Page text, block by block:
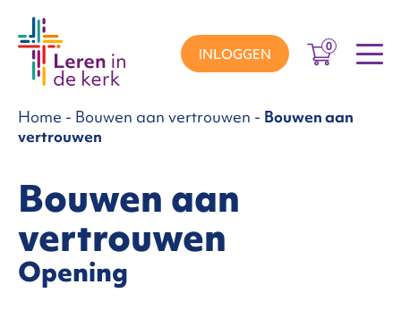
INLOGGEN 0
Home - Bouwen aan vertrouwen - Bouwen aan
vertrouwen
Bouwen aan
vertrouwen
Opening